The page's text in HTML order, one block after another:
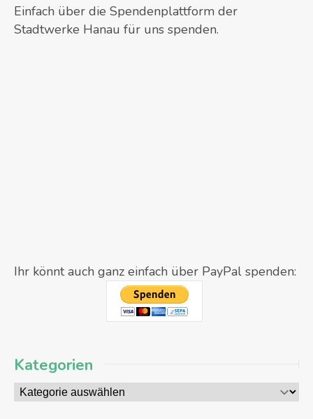
Einfach über die Spendenplattform der
Stadtwerke Hanau für uns spenden.
Ihr könnt auch ganz einfach über PayPal spenden:
Kategorien